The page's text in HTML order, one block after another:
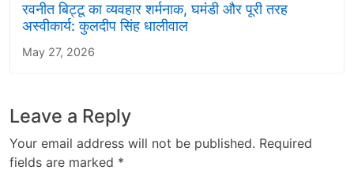
रवनीत बिट्टू का व्यवहार शर्मनाक, घमंडी और पूरी तरह
अस्वीकार्य: कुलदीप सिंह धालीवाल
May 27, 2026
Leave a Reply
Your email address will not be published. Required
fields are marked *